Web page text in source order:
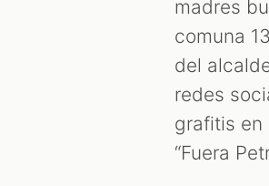
madres
comuna
del
redes
grafitis en
“Fuera